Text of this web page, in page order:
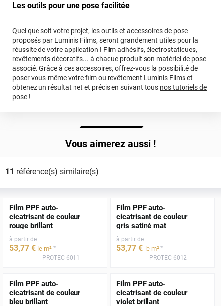
Les outils pour une pose facilitée
Quel que soit votre projet, les outils et accessoires de pose
proposés par Luminis Films, seront grandement utiles pour la
réussite de votre application ! Film adhésifs, électrostatiques,
revêtements décoratifs... à chaque produit son matériel de pose
associé. Grâce à ces accessoires, offrez-vous la possibilité de
poser vous-même votre film ou revêtement Luminis Films et
obtenez un résultat net et précis en suivant tous nos tutoriels de
pose !
Vous aimerez aussi !
11 référence(s) similaire(s)
Film PPF auto-
cicatrisant de couleur
rouge brillant
à partir de
53,77 € le m² *
PROTEC-6011
Film PPF auto-
cicatrisant de couleur
gris satiné mat
à partir de
53,77 € le m²*
PROTEC-6012
Film PPF auto-
cicatrisant de couleur
bleu brillant
Film PPF auto-
cicatrisant de couleur
violet brillant